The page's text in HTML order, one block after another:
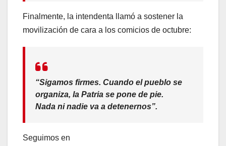
Finalmente, la intendenta llamó a sostener la
movilización de cara a los comicios de octubre:
“Sigamos firmes. Cuando el pueblo se
organiza, la Patria se pone de pie.
Nada ni nadie va a detenernos”.
Seguimos en